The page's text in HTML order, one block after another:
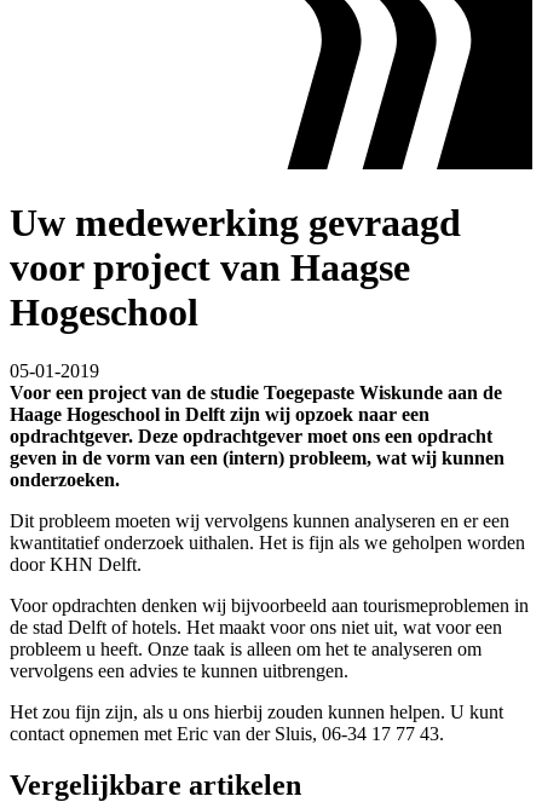
Uw medewerking gevraagd
voor project van Haagse
Hogeschool
05-01-2019
Voor een project van de studie Toegepaste Wiskunde aan de
Haage Hogeschool in Delft zijn wij opzoek naar een
opdrachtgever. Deze opdrachtgever moet ons een opdracht
geven in de vorm van een (intern) probleem, wat wij kunnen
onderzoeken.
Dit probleem moeten wij vervolgens kunnen analyseren en er een
kwantitatief onderzoek uithalen. Het is fijn als we geholpen worden
door KHN Delft.
Voor opdrachten denken wij bijvoorbeeld aan tourismeproblemen in
de stad Delft of hotels. Het maakt voor ons niet uit, wat voor een
probleem u heeft. Onze taak is alleen om het te analyseren om
vervolgens een advies te kunnen uitbrengen.
Het zou fijn zijn, als u ons hierbij zouden kunnen helpen. U kunt
contact opnemen met Eric van der Sluis, 06-34 17 77 43.
Vergelijkbare artikelen